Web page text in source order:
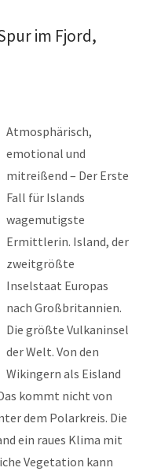
im Fjord,
Atmosphärisch,
emotional und
mitreißend – Der Erste
Fall für Islands
wagemutigste
Ermittlerin. Island, der
zweitgrößte
Inselstaat Europas
nach Großbritannien.
Die größte Vulkaninsel
der Welt. Von den
Wikingern als Eisland
kommt nicht von
dem Polarkreis. Die
ein raues Klima mit
Vegetation kann